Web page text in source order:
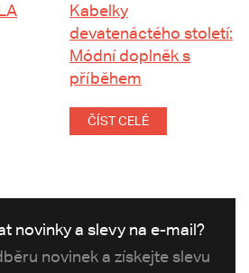
Kabelky
devatenáctého století:
Módní doplněk s
příběhem
ČÍST CELÉ
novinky a slevy na e-mail?
novinek a získejte slevu